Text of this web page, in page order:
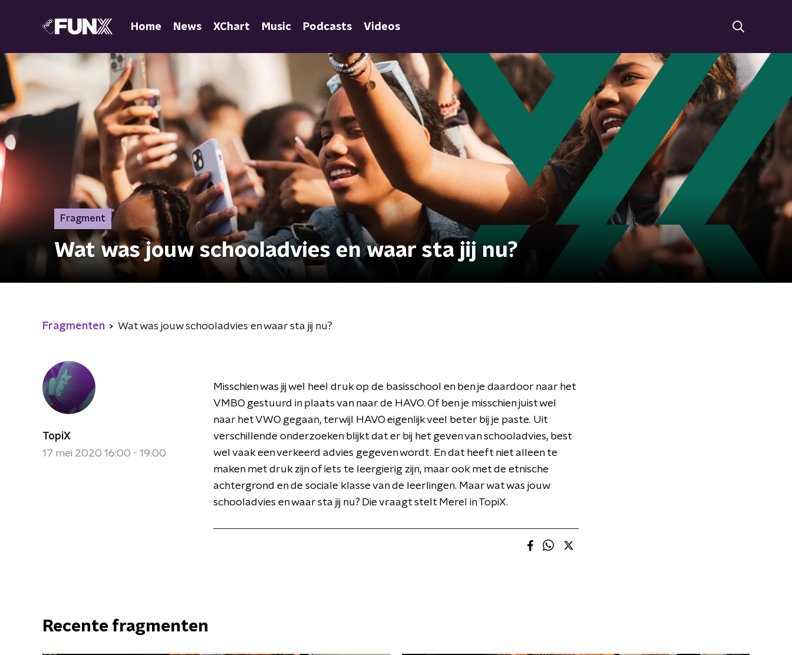
Home News XChart Music Podcasts Videos
Fragment
Wat was jouw schooladvies en waar sta jij nu?
Fragmenten Wat was jouw schooladvies en waar sta jij nu?
TopiX
17 mei 2020 16:00 - 19:00
Misschien was jij wel heel druk op de basisschool en ben je daardoor naar het
VMBO gestuurd in plaats van naar de HAVO. Of ben je misschien juist wel
naar het VWO gegaan, terwijl HAVO eigenlijk veel beter bij je paste. Uit
verschillende onderzoeken blijkt dat er bij het geven van schooladvies, best
wel vaak een verkeerd advies gegeven wordt. En dat heeft niet alleen te
maken met druk zijn of iets te leergierig zijn, maar ook met de etnische
achtergrond en de sociale klasse van de leerlingen. Maar wat was jouw
schooladvies en waar sta jij nu? Die vraagt stelt Merel in TopiX.
Recente fragmenten